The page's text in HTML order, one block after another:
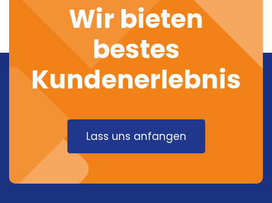
Wir bieten
bestes
Kundenerlebnis
Lass uns anfangen